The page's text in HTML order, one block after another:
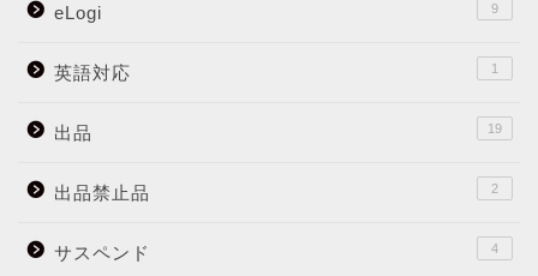
eLogi 9
英語対応 1
出品 19
出品禁止品 2
サスペンド 4